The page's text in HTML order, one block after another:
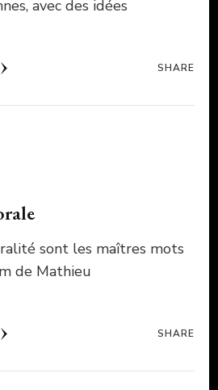
avec des idées
SHARE
sont les maîtres mots
de Mathieu
SHARE